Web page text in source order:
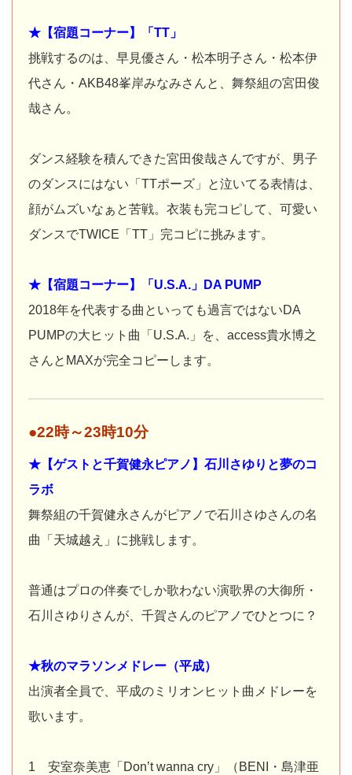
★【宿題コーナー】「TT」
挑戦するのは、早見優さん・松本明子さん・松本伊
代さん・AKB48峯岸みなみさんと、舞祭組の宮田俊
哉さん。
ダンス経験を積んできた宮田俊哉さんですが、男子
のダンスにはない「TTポーズ」と泣いてる表情は、
顔がムズいなぁと苦戦。衣装も完コピして、可愛い
ダンスでTWICE「TT」完コピに挑みます。
★【宿題コーナー】「U.S.A.」DA PUMP
2018年を代表する曲といっても過言ではないDA
PUMPの大ヒット曲「U.S.A.」を、access貴水博之
さんとMAXが完全コピーします。
●22時～23時10分
★【ゲストと千賀健永ピアノ】石川さゆりと夢のコ
ラボ
舞祭組の千賀健永さんがピアノで石川さゆさんの名
曲「天城越え」に挑戦します。
普通はプロの伴奏でしか歌わない演歌界の大御所・
石川さゆりさんが、千賀さんのピアノでひとつに？
★秋のマラソンメドレー（平成）
出演者全員で、平成のミリオンヒット曲メドレーを
歌います。
1 安室奈美恵「Don’t wanna cry」（BENI・島津亜